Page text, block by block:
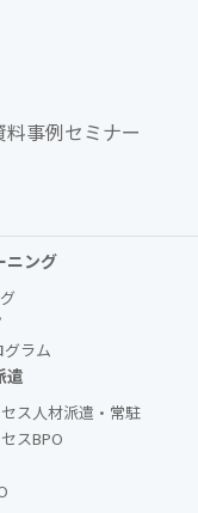
料事例セミナー
ニング
グラム
遣
ス人材派遣・常駐
スBPO